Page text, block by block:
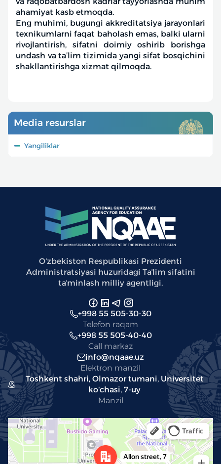
ahamiyat kasb etmoqda.
Eng muhimi, bugungi akkreditatsiya jarayonlari
texnikumlarni faqat baholash emas, balki ularni
rivojlantirish, sifatni doimiy oshirib borishga
undash va ta’lim tizimida yangi sifat bosqichini
shakllantirishga xizmat qilmoqda.
Media resurslar
Yangiliklar
Oʻzbekiston Respublikasi Prezidenti
Administratsiyasi huzuridagi Taʼlim sifatini
taʼminlash milliy agentligi.
+998 55 505-30-30
Telefon raqam
+998 55 505-40-40
Call markaz
info@nqaae.uz
Elektron manzil
Toshkent shahri, Olmazor tumani, Universitet
koʻchasi, 7-uy
Manzil